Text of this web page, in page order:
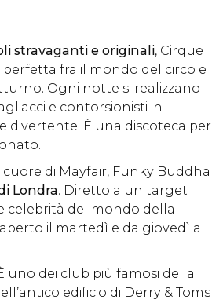
stravaganti e originali, Cirque
fra il mondo del circo e
Ogni notte si realizzano
e contorsionisti in
divertente. È una discoteca per
cuore di Mayfair, Funky Buddha
Londra. Diretto a un target
celebrità del mondo della
il martedì e da giovedì a
uno dei club più famosi della
edificio di Derry & Toms